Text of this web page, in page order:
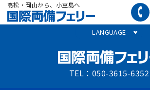
高松・岡山から、小豆島へ
LANGUAGE
TEL：050-3615-6352